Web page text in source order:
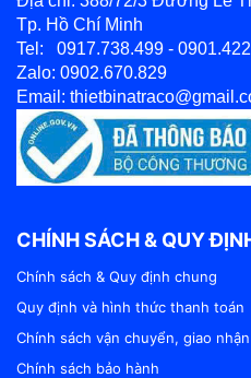
Tp. Hồ Chí Minh
Tel: 0917.738.499 -
Zalo: 0902.670.829
Email:
CHÍNH SÁCH & QUY
Chính sách & Quy định chung
Quy định và hình thức thanh toán
Chính sách vận chuyển, giao nhận
Chính sách bảo hành